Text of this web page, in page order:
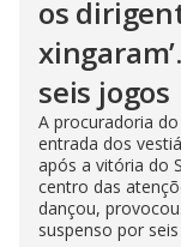
os
seis jogos
A procuradoria
entrada dos
após a vitória do
centro das
dançou,
suspenso por